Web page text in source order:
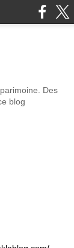
Des
blog